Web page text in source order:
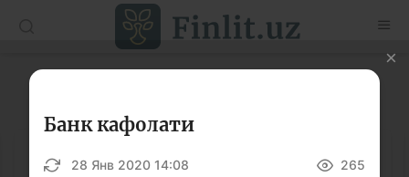
Рус
Мақолалар
Ўқув қўлланмалар
Луғат
Банк кафолати
28 Янв 2020 14:08 265